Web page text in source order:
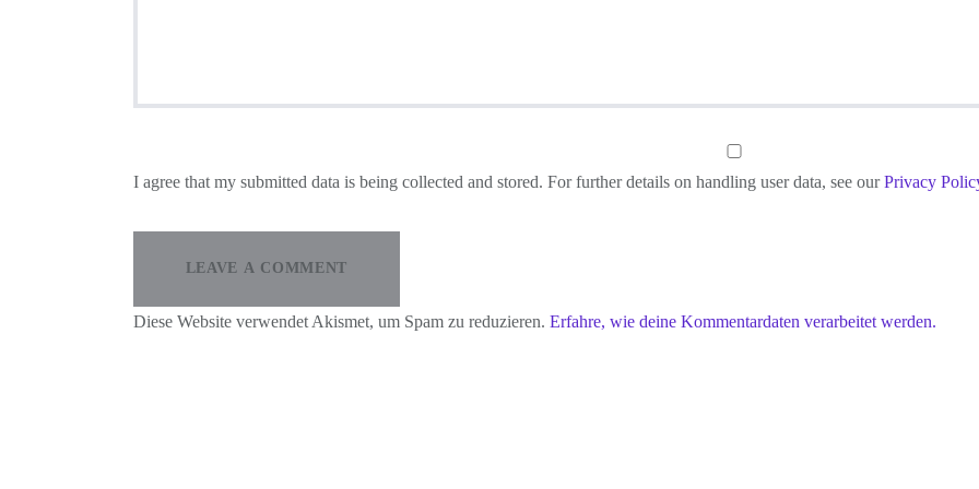
I agree that my submitted data is being collected and stored. For further details on handling user data, see ourPrivacy
Diese Website verwendet Akismet, um Spam zu reduzieren. Erfahre, wie deine Kommentardaten verarbeitet werden.